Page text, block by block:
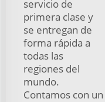
servicio de
primera clase y
se entregan de
forma rápida a
todas las
regiones del
mundo.
Contamos con un